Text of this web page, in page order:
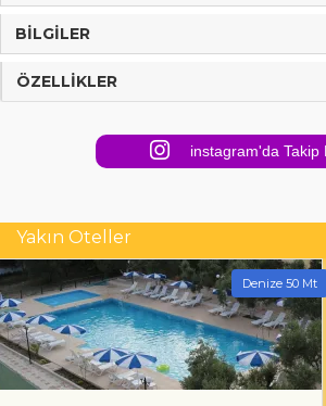
BILGILER
ÖZELLIKLER
instagram'da Takip
Yakın Oteller
Denize 50 Mt